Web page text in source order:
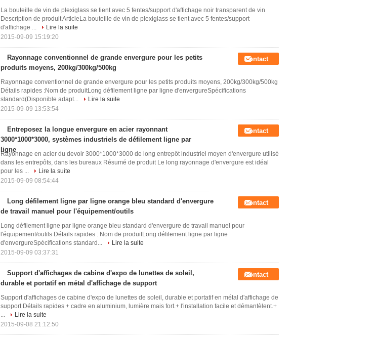
La bouteille de vin de plexiglass se tient avec 5 fentes/support d'affichage noir transparent de vin
Description de produit ArticleLa bouteille de vin de plexiglass se tient avec 5 fentes/support
d'affichage ...
Lire la suite
2015-09-09 15:19:20
Rayonnage conventionnel de grande envergure pour les petits
produits moyens, 200kg/300kg/500kg
Contact
Rayonnage conventionnel de grande envergure pour les petits produits moyens, 200kg/300kg/500kg
Détails rapides :Nom de produitLong défilement ligne par ligne d'envergureSpécifications
standard(Disponible adapt...
Lire la suite
2015-09-09 13:53:54
Entreposez la longue envergure en acier rayonnant
3000*1000*3000, systèmes industriels de défilement ligne par
ligne
Contact
Rayonnage en acier du devoir 3000*1000*3000 de long entrepôt industriel moyen d'envergure utilisé
dans les entrepôts, dans les bureaux Résumé de produit Le long rayonnage d'envergure est idéal
pour les ...
Lire la suite
2015-09-09 08:54:44
Long défilement ligne par ligne orange bleu standard d'envergure
de travail manuel pour l'équipement/outils
Contact
Long défilement ligne par ligne orange bleu standard d'envergure de travail manuel pour
l'équipement/outils Détails rapides : Nom de produitLong défilement ligne par ligne
d'envergureSpécifications standard...
Lire la suite
2015-09-09 03:37:31
Support d'affichages de cabine d'expo de lunettes de soleil,
durable et portatif en métal d'affichage de support
Contact
Support d'affichages de cabine d'expo de lunettes de soleil, durable et portatif en métal d'affichage de
support Détails rapides + cadre en aluminium, lumière mais fort.+ l'installation facile et démantèlent.+
...
Lire la suite
2015-09-08 21:12:50